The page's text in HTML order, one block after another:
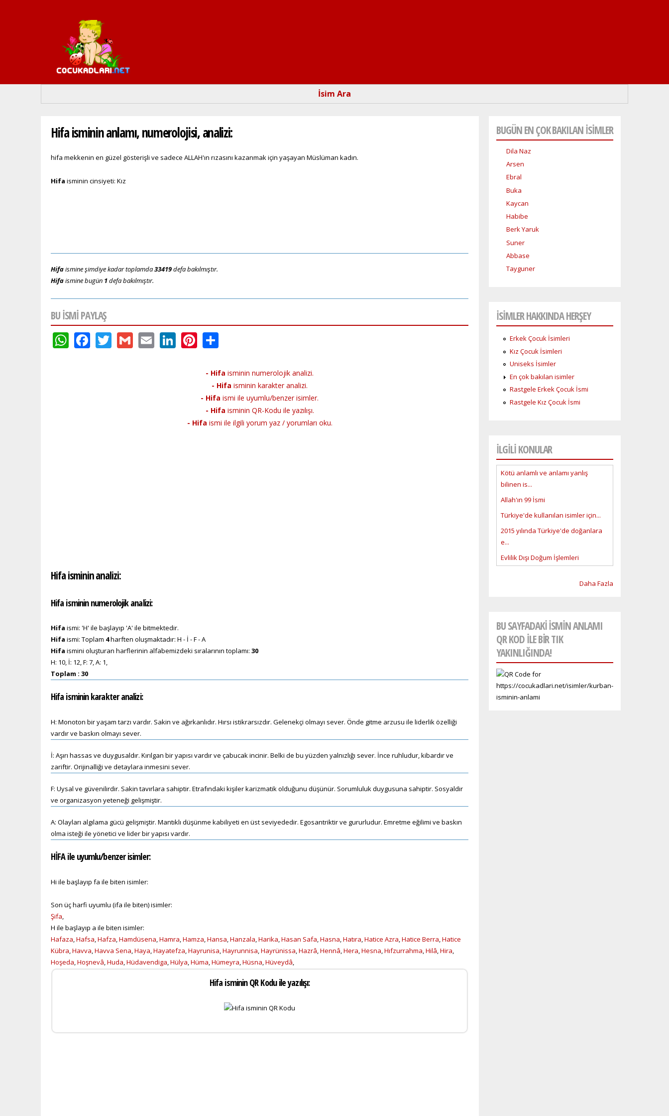
İsim Ara
Hifa isminin anlamı, numerolojisi, analizi:
hifa mekkenin en güzel gösterişli ve sadece ALLAH'ın rızasını kazanmak için yaşayan Müslüman kadın.
Hifa isminin cinsiyeti: Kız
Hifaismine şimdiye kadar toplamda33419defa bakılmıştır.
Hifaismine bugün 1defa bakılmıştır.
BU ISMI PAYLAŞ
WhatsApp
Facebook
Twitter
GmailEmailLinkedIn
Pinterest
- Hifa isminin numerolojik analizi.
- Hifa isminin karakter analizi.
- Hifa ismi ile uyumlu/benzer isimler.
- Hifa isminin QR-Kodu ile yazılışı.
- Hifa ismi ile ilgili yorum yaz / yorumları oku.
Hifa isminin analizi:
Hifa isminin numerolojik analizi:
Hifa ismi: 'H' ile başlayıp 'A' ile bitmektedir.
Hifa ismi: Toplam 4harften oluşmaktadır: H - İ - F - A
Hifa ismini oluşturan harflerinin alfabemizdeki sıralarının toplamı: 30
H: 10, İ: 12, F: 7, A: 1,
Toplam : 30
Hifa isminin karakter analizi:
H: Monoton bir yaşam tarzı vardır. Sakin ve ağırkanlıdır. Hırsı istikrarsızdır. Gelenekçi olmayı sever. Önde gitme arzusu ile liderlik özelliği
vardır ve baskın olmayı sever.
İ: Aşırı hassas ve duygusaldır. Kırılgan bir yapısı vardır ve çabucak incinir. Belki de bu yüzden yalnızlığı sever. İnce ruhludur, kibardır ve
zariftir. Orijinalliği ve detaylara inmesini sever.
F: Uysal ve güvenilirdir. Sakin tavırlara sahiptir. Etrafındaki kişiler karizmatik olduğunu düşünür. Sorumluluk duygusuna sahiptir. Sosyaldir
ve organizasyon yeteneği gelişmiştir.
A: Olayları algılama gücü gelişmiştir. Mantıklı düşünme kabiliyeti en üst seviyededir. Egosantriktir ve gururludur. Emretme eğilimi ve baskın
olma isteği ile yönetici ve lider bir yapısı vardır.
HİFA ile uyumlu/benzer isimler:
Hi ile başlayıp fa ile biten isimler:
Son üç harfi uyumlu (ifa ile biten) isimler:
Şifa,
H ile başlayıp a ile biten isimler:
Hafaza,Hafsa,Hafza,Hamdüsena,Hamra,Hamza,Hansa,Hanzala,Harika,Hasan Safa,Hasna,Hatıra,Hatice Azra,Hatice Berra,Hatice
Kübra,Havva,Havva Sena,Haya,Hayatefza,Hayrunisa,Hayrunnisa,Hayrünissa,Hazrâ,Hennâ,Hera,Hesna,Hıfzurrahma,Hilâ,Hira,
Hoşeda,Hoşnevâ,Huda,Hüdavendiga,Hülya,Hüma,Hümeyra,Hüsna,Hüveydâ,
Hifa isminin QR Kodu ile yazılışı:
BUGÜN EN ÇOK BAKILAN İSİMLER
Dila Naz
Arsen
Ebral
Buka
Kaycan
Habibe
Berk Yaruk
Suner
Abbase
Tayguner
İSİMLER HAKKINDA HERŞEY
Erkek Çocuk İsimleri
Kız Çocuk İsimleri
Uniseks İsimler
En çok bakılan isimler
Rastgele Erkek Çocuk İsmi
Rastgele Kız Çocuk İsmi
İLGİLİ KONULAR
Kötü anlamlı ve anlamı yanlış
bilinen is...
Allah'ın 99 İsmi
Türkiye'de kullanılan isimler için...
2015 yılında Türkiye'de doğanlara
e...
Evlilik Dışı Doğum İşlemleri
Daha Fazla
BU SAYFADAKI ISMIN ANLAMI
QR KOD ILE BIR TIK
YAKINLIĞINDA!